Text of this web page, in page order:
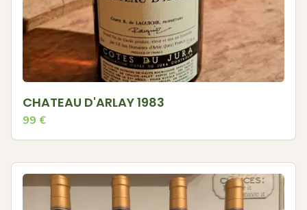
CHATEAU D'ARLAY 1983
99 €